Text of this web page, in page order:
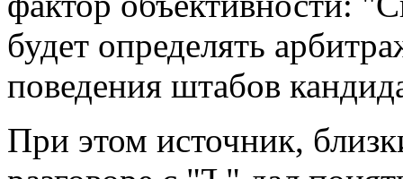
будет определять
поведения штабов
При этом источник,